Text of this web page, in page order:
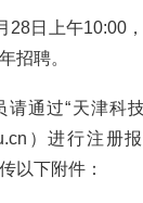
28日上午10:00
招聘。
请通过“天津科
）进行注册
以下附件：